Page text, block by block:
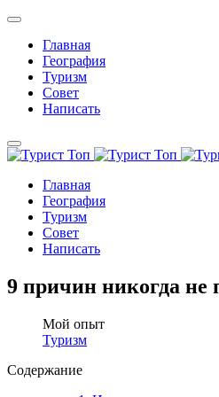
Главная
География
Туризм
Совет
Написать
Главная
География
Туризм
Совет
Написать
9 причин никогда не
Мой опыт
Туризм
Содержание